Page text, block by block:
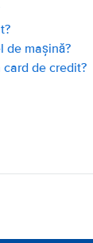
de mașină?
de credit?